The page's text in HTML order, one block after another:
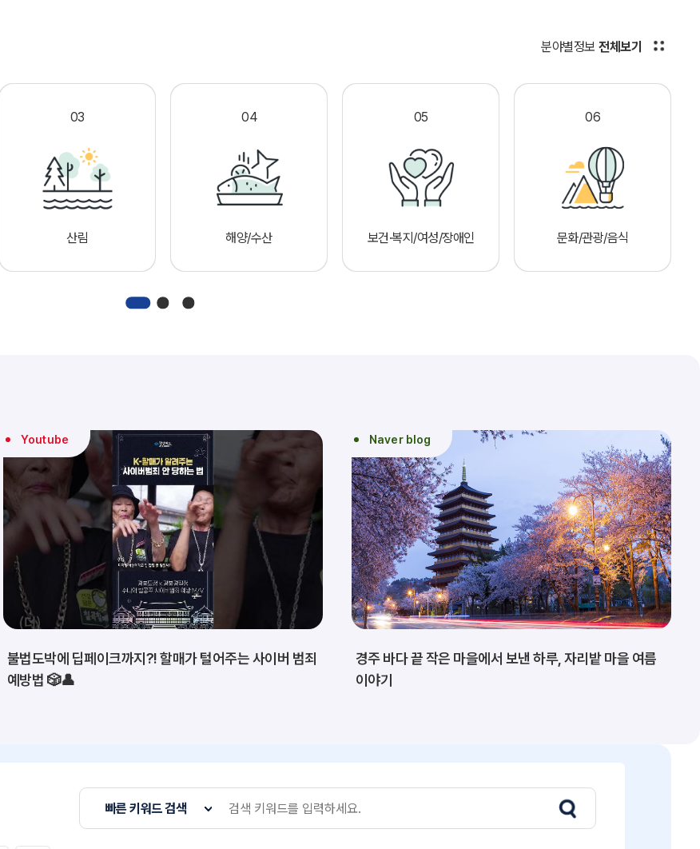
03
산림
04
해양/수산
05
보건·복지/여성/장애인
06
문화/관광/음식
분야별정보 전체보기
Youtube
불법도박에 딥페이크까지?! 할매가 털어주는 사이버 범죄
예방법 🎲👤
Naver blog
경주 바다 끝 작은 마을에서 보낸 하루, 자리밭 마을 여름
이야기
빠른 키워드 검색